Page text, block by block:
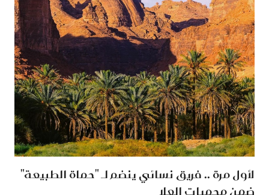
لأول مرة .. فريق نسائي ينضم لـ "حماة الطبيعة"
ضمن محميات العلا